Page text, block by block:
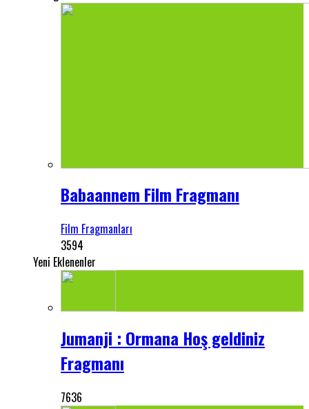
Babaannem Film Fragmanı
Film Fragmanları
3594
Yeni Eklenenler
Jumanji : Ormana Hoş geldiniz
Fragmanı
7636